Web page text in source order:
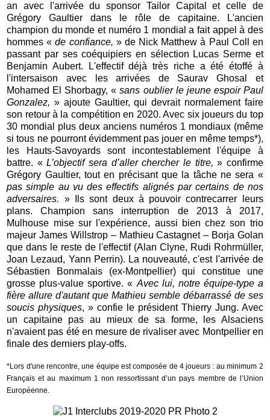
an avec l'arrivée du sponsor Tailor Capital et celle de
Grégory Gaultier dans le rôle de capitaine. L'ancien
champion du monde et numéro 1 mondial a fait appel à des
hommes «de confiance, » de Nick Matthew à Paul Coll en
passant par ses coéquipiers en sélection Lucas Serme et
Benjamin Aubert. L'effectif déjà très riche a été étoffé à
l'intersaison avec les arrivées de Saurav Ghosal et
Mohamed El Shorbagy, «sans oublier le jeune espoir Paul
Gonzalez, » ajoute Gaultier, qui devrait normalement faire
son retour à la compétition en 2020. Avec six joueurs du top
30 mondial plus deux anciens numéros 1 mondiaux (même
si tous ne pourront évidemment pas jouer en même temps*),
les Hauts-Savoyards sont incontestablement l'équipe à
battre. «L’objectif sera d’aller chercher le titre, » confirme
Grégory Gaultier, tout en précisant que la tâche ne sera «
pas simple au vu des effectifs alignés par certains de nos
adversaires. » Ils sont deux à pouvoir contrecarrer leurs
plans. Champion sans interruption de 2013 à 2017,
Mulhouse mise sur l'expérience, aussi bien chez son trio
majeur James Willstrop – Mathieu Castagnet – Borja Golan
que dans le reste de l'effectif (Alan Clyne, Rudi Rohrmüller,
Joan Lezaud, Yann Perrin). La nouveauté, c'est l'arrivée de
Sébastien Bonmalais (ex-Montpellier) qui constitue une
grosse plus-value sportive. « Avec lui, notre équipe-type a
fière allure d'autant que Mathieu semble débarrassé de ses
soucis physiques, » confie le président Thierry Jung. Avec
un capitaine pas au mieux de sa forme, les Alsaciens
n'avaient pas été en mesure de rivaliser avec Montpellier en
finale des derniers play-offs.
*Lors d'une rencontre, une équipe est composée de 4 joueurs : au minimum 2
Français et au maximum 1 non ressortissant d’un pays membre de l’Union
Européenne.